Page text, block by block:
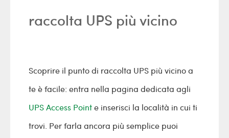
raccolta UPS più vicino
Scoprire il punto di raccolta UPS più vicino a
te è facile: entra nella pagina dedicata agli
UPS Access Pointe inserisci la località in cui ti
trovi. Per farla ancora più semplice puoi